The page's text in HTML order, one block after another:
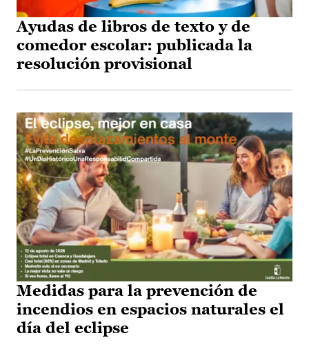
Ayudas de libros de texto y de
comedor escolar: publicada la
resolución provisional
Medidas para la prevención de
incendios en espacios naturales el
día del eclipse